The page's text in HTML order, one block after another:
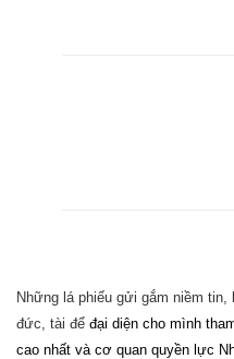
Những lá phiếu gửi gắm niềm
đức, tài để đại diện cho mình
cao nhất và cơ quan quyền lực